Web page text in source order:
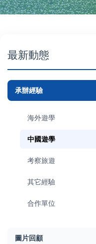
最新動態
承辦經驗
海外遊學
中國遊學
考察旅遊
其它經驗
合作單位
圖片回顧